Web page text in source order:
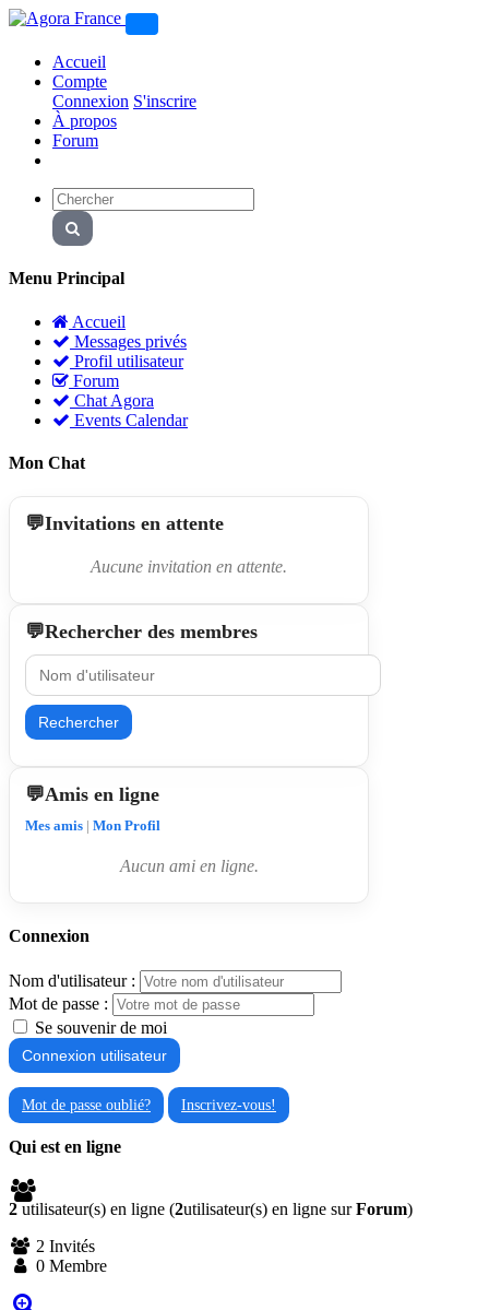
Accueil
Compte
Connexion S'inscrire
À propos
Forum
Menu Principal
Accueil
Messages privés
Profil utilisateur
Forum
Chat Agora
Events Calendar
Mon Chat
Invitations en attente
Aucune invitation en attente.
Rechercher des membres
Rechercher
Amis en ligne
Mes amis | Mon Profil
Aucun ami en ligne.
Connexion
Nom d'utilisateur :
Mot de passe :
Se souvenir de moi
Mot de passe oublié? Inscrivez-vous!
Qui est en ligne
2 utilisateur(s) en ligne (2utilisateur(s) en ligne surForum)
2 Invités
0 Membre